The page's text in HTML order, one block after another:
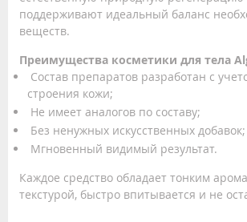
поддерживают идеальный баланс
веществ.
Преимущества косметики для тела
Состав препаратов разработан с
строения кожи;
Не имеет аналогов по составу;
Без ненужных искусственных добавок;
Мгновенный видимый результат.
Каждое средство обладает тонким
текстурой, быстро впитывается и не